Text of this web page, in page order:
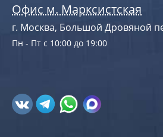
Офис м. Марксистская
г. Москва, Большой Дровяной
Пн - Пт с 10:00 до 19:00